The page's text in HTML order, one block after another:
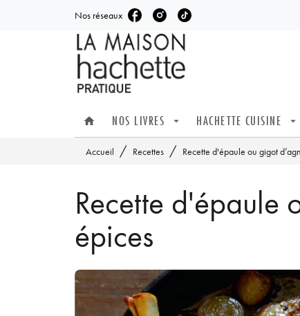
MENU RECHERCHE
Nos réseaux
home NOS LIVRES arrow_drop_down HACHETTE CUISINE arrow_drop_down
Accueil / Recettes / Recette d'épaule ou gigot
Recette d'épaule
épices